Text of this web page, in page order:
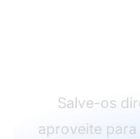
Salve-os
aproveite